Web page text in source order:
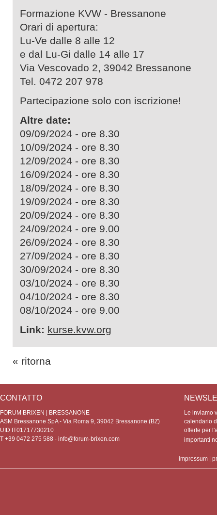
Formazione KVW - Bressanone
Orari di apertura:
Lu-Ve dalle 8 alle 12
e dal Lu-Gi dalle 14 alle 17
Via Vescovado 2, 39042 Bressanone
Tel. 0472 207 978
Partecipazione solo con iscrizione!
Altre date:
09/09/2024 - ore 8.30
10/09/2024 - ore 8.30
12/09/2024 - ore 8.30
16/09/2024 - ore 8.30
18/09/2024 - ore 8.30
19/09/2024 - ore 8.30
20/09/2024 - ore 8.30
24/09/2024 - ore 9.00
26/09/2024 - ore 8.30
27/09/2024 - ore 8.30
30/09/2024 - ore 8.30
03/10/2024 - ore 8.30
04/10/2024 - ore 8.30
08/10/2024 - ore 9.00
Link: kurse.kvw.org
« ritorna
CONTATTO
FORUM BRIXEN | BRESSANONE
ASM Bressanone SpA - Via Roma 9, 39042 Bressanone (BZ)
UID IT01717730210
T +39 0472 275 588 - info@forum-brixen.com
Le inviamo
calendario
offerte per
importanti
impressum